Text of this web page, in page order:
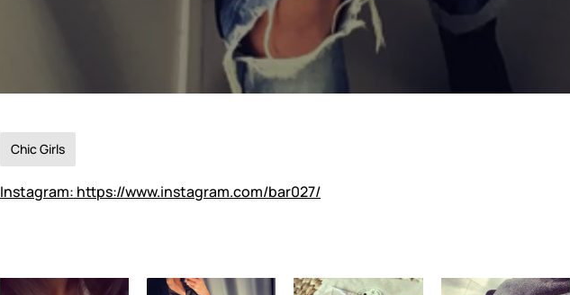
Chic Girls
Instagram: https://www.instagram.com/bar027/